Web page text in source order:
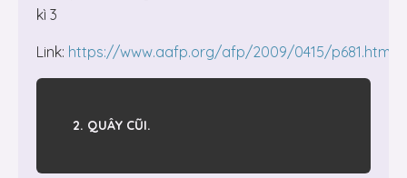
Link: https://www.aafp.org/afp/2009/0415/p681.html
2. QUÂY CŨI.